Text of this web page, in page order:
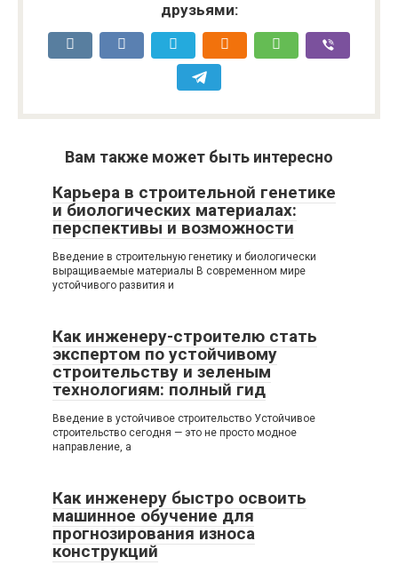
друзьями:
Вам также может быть интересно
Карьера в строительной генетике
и биологических материалах:
перспективы и возможности
Введение в строительную генетику и биологически
выращиваемые материалы В современном мире
устойчивого развития и
Как инженеру-строителю стать
экспертом по устойчивому
строительству и зеленым
технологиям: полный гид
Введение в устойчивое строительство Устойчивое
строительство сегодня — это не просто модное
направление, а
Как инженеру быстро освоить
машинное обучение для
прогнозирования износа
конструкций